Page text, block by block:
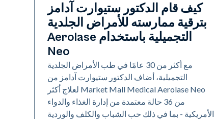
Neo Elite
كيف قام الدكتور ستيوارت آدامز
بترقية ممارسته للأمراض الجلدية
التجميلية باستخدام Aerolase
Neo
مع أكثر من 30 عامًا في طب الأمراض الجلدية
التجميلية، أضاف الدكتور ستيوارت آدامز من
Market Mall Medical Aerolase Neo لعلاج أكثر
من 36 حالة معتمدة من إدارة الغذاء والدواء
الأمريكية - بما في ذلك حب الشباب والكلف والوردية